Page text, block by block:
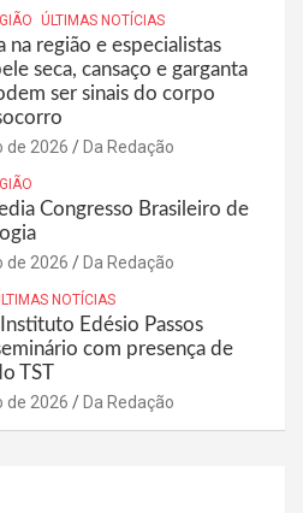
ÚLTIMAS NOTÍCIAS
na região e especialistas
seca, cansaço e garganta
ser sinais do corpo
de 2026 Da Redação
Congresso Brasileiro de
de 2026 Da Redação
NOTÍCIAS
Edésio Passos
com presença de
TST
de 2026 Da Redação